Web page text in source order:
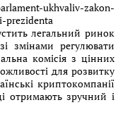
ukhvaliv-zakon-
prezidenta
легальний ринок
змінами регулювати
комісія з цінних
для розвитку
криптокомпанії
отримають зручний і